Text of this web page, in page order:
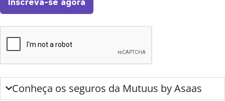
Conheça os seguros da Mutuus by Asaas